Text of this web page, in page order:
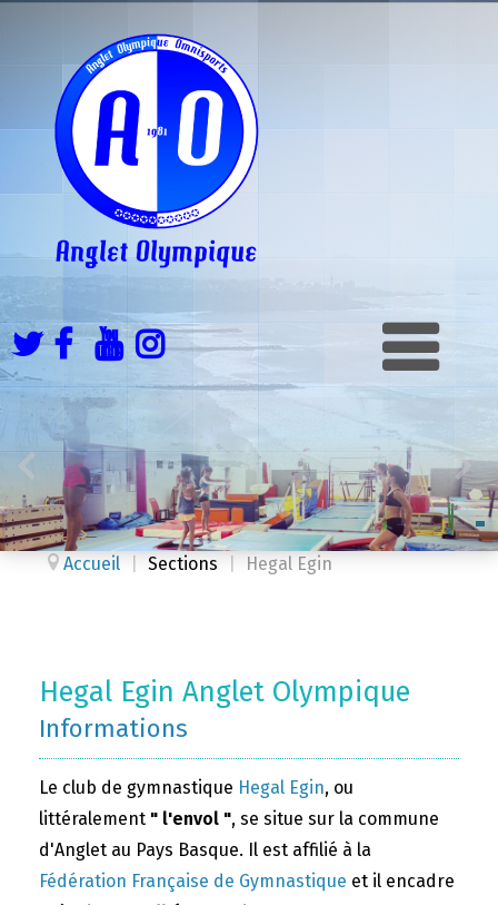
Accueil Sections Hegal Egin
Hegal Egin Anglet Olympique
Informations
Le club de gymnastique Hegal Egin, ou
littéralement " l'envol ", se situe sur la commune
d'Anglet au Pays Basque. Il est affilié à la
Fédération Française de Gymnastique et il encadre